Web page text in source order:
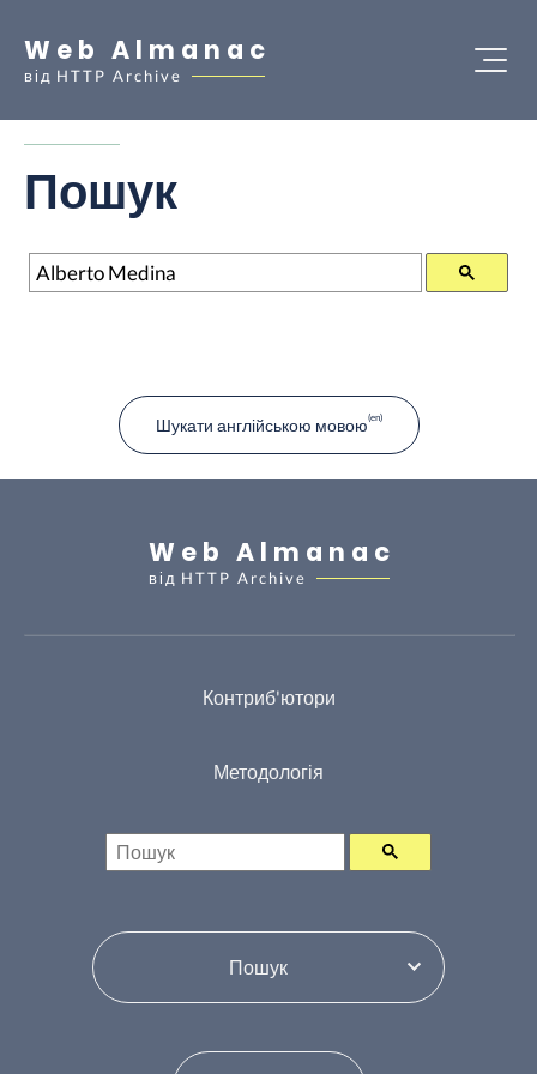
Web Almanac
від HTTP Archive
Пошук
Пошук
Шукати англійською мовою
Web Almanac
від HTTP Archive
Контриб'ютори
Методологія
Пошук
Переключити зміст